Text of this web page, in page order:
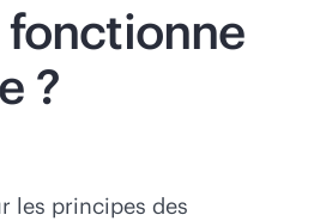
?
les principes des